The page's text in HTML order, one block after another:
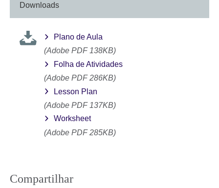
Downloads
Plano de Aula
(Adobe PDF 138KB)
Folha de Atividades
(Adobe PDF 286KB)
Lesson Plan
(Adobe PDF 137KB)
Worksheet
(Adobe PDF 285KB)
Compartilhar